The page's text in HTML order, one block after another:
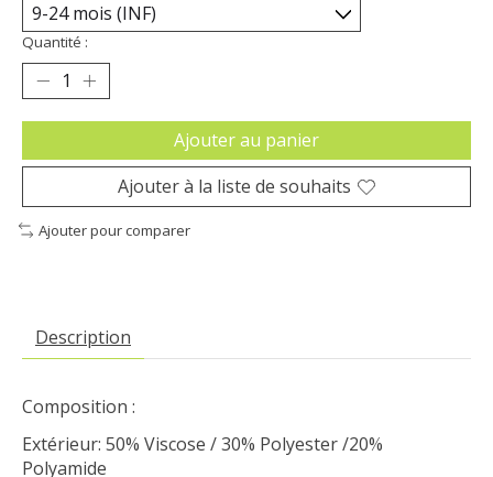
Quantité :
Ajouter au panier
Ajouter à la liste de souhaits
Ajouter pour comparer
Description
Composition :
Extérieur: 50% Viscose / 30% Polyester /20%
Polyamide